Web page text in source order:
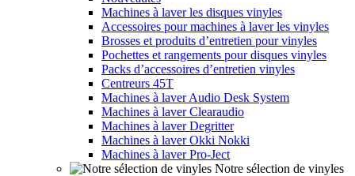
Machines à laver les disques vinyles
Accessoires pour machines à laver les vinyles
Brosses et produits d’entretien pour vinyles
Pochettes et rangements pour disques vinyles
Packs d’accessoires d’entretien vinyles
Centreurs 45T
Machines à laver Audio Desk System
Machines à laver Clearaudio
Machines à laver Degritter
Machines à laver Okki Nokki
Machines à laver Pro-Ject
Notre sélection de vinyles